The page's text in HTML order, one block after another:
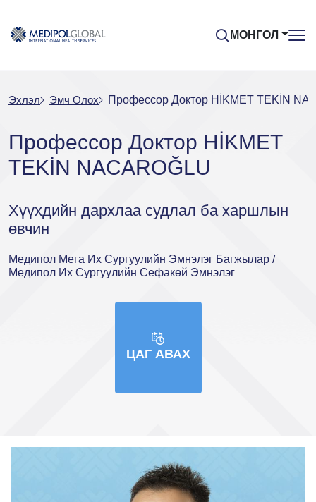
МОНГОЛ
Эхлэл Эмч Oлох Профессор Доктор HİKMET TEKİN
Профессор Доктор HİKMET
TEKİN NACAROĞLU
Хүүхдийн дархлаа судлал ба харшлын
өвчин
Медипол Мега Их Сургуулийн Эмнэлэг Багжылар /
Медипол Их Сургуулийн Сефакөй Эмнэлэг
ЦАГ АВАХ